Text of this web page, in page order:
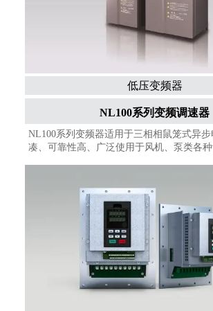
低压变频器
NL100系列变频调速器
NL100系列变频器适用于三相相鼠笼式异
凑、可靠性高、广泛使用于风机、泵类各